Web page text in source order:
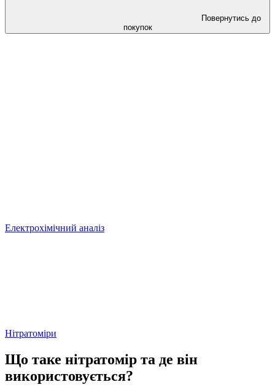
Повернутись до
покупок
Електрохімічний аналіз
Нітратоміри
Що таке нітратомір та де він
використовується?